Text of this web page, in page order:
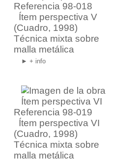
Referencia 98-018
Ítem perspectiva V
(Cuadro, 1998)
Técnica mixta sobre
malla metálica
► + info
Referencia 98-019
Ítem perspectiva VI
(Cuadro, 1998)
Técnica mixta sobre
malla metálica